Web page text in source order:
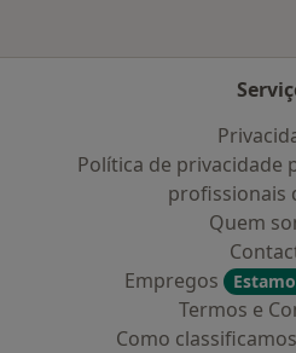
Política de privacidade
profissionais
Quem
Empregos
Termos e
Como